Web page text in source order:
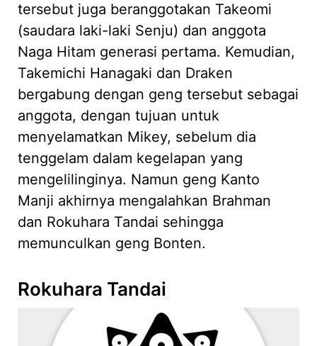
tersebut juga beranggotakan Takeomi
(saudara laki-laki Senju) dan anggota
Naga Hitam generasi pertama. Kemudian,
Takemichi Hanagaki dan Draken
bergabung dengan geng tersebut sebagai
anggota, dengan tujuan untuk
menyelamatkan Mikey, sebelum dia
tenggelam dalam kegelapan yang
mengelilinginya. Namun geng Kanto
Manji akhirnya mengalahkan Brahman
dan Rokuhara Tandai sehingga
memunculkan geng Bonten.
Rokuhara Tandai